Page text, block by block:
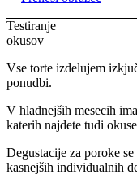
Testiranje
okusov
Vse torte izdelujem
ponudbi.
V hladnejših mesecih
katerih najdete tudi
Degustacije za poroke
kasnejših individualnih